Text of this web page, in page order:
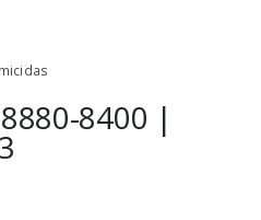
8400 |